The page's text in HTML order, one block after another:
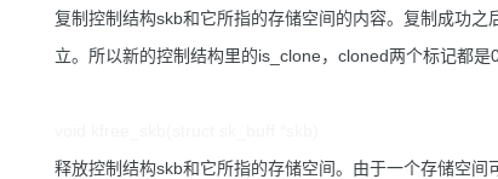
复制控制结构skb和它所指的存储空间的内容。复制成功
立。所以新的控制结构里的is_clone，cloned两个标记都是
释放控制结构skb和它所指的存储空间。由于一个存储空